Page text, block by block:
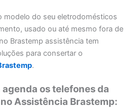
modelo do seu eletrodomésticos
usado ou até mesmo fora de
Brastemp assistência tem
para consertar o
.
os telefones da
Assistência Brastemp: